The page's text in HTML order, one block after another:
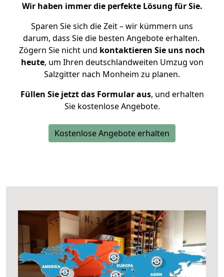
Wir haben immer die perfekte Lösung für Sie.
Sparen Sie sich die Zeit – wir kümmern uns
darum, dass Sie die besten Angebote erhalten.
Zögern Sie nicht und kontaktieren Sie uns noch
heute, um Ihren deutschlandweiten Umzug von
Salzgitter nach Monheim zu planen.
Füllen Sie jetzt das Formular aus, und erhalten
Sie kostenlose Angebote.
Kostenlose Angebote erhalten